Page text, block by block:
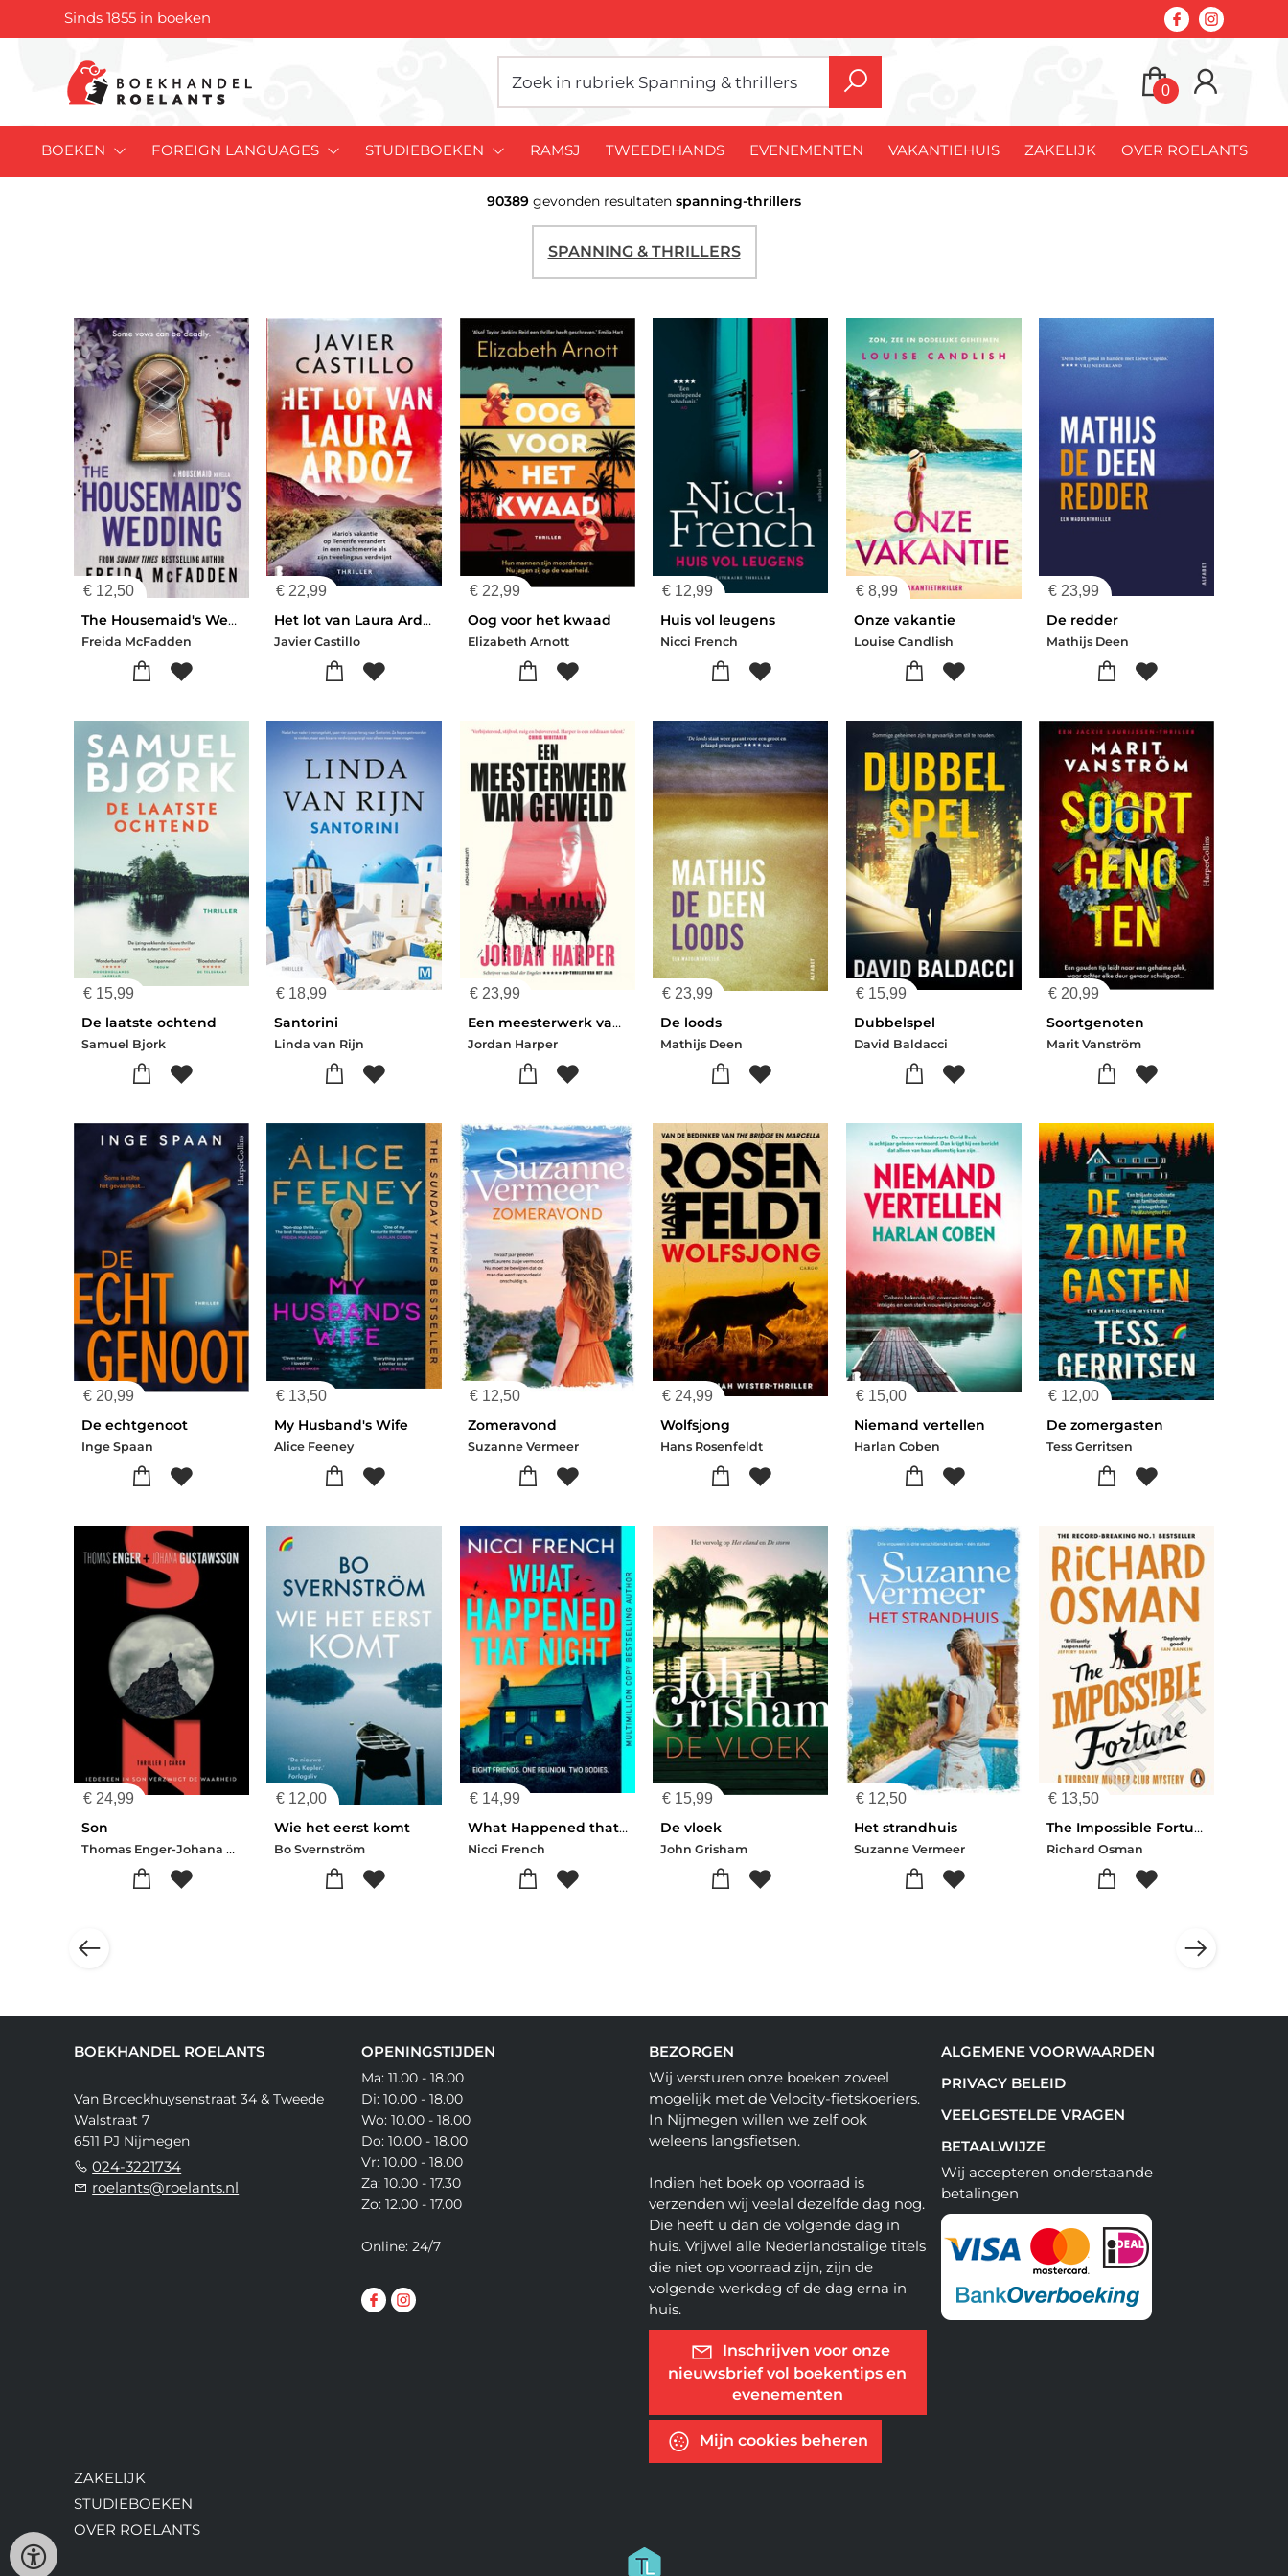
Sinds 1855 in boeken
0
BOEKEN FOREIGN LANGUAGES STUDIEBOEKEN RAMSJ TWEEDEHANDS EVENEMENTEN VAKANTIEHUIS ZAKELIJK OVER ROELANTS
90389 gevonden resultaten spanning-thrillers
SPANNING & THRILLERS
€12,50
The Housemaid's Wedding
Freida McFadden
€ 22,99
Het lot van Laura Ardoz
Javier Castillo
€22,99
Oog voor het kwaad
Elizabeth Arnott
€ 12,99
Huis vol leugens
Nicci French
€8,99
Onze vakantie
Louise Candlish
€ 23,99
De redder
Mathijs Deen
€15,99
De laatste ochtend
Samuel Bjork
€ 18,99
Santorini
Linda van Rijn
€23,99
Een meesterwerk van geweld
Jordan Harper
€ 23,99
De loods
Mathijs Deen
€15,99
Dubbelspel
David Baldacci
€ 20,99
Soortgenoten
Marit Vanström
€20,99
De echtgenoot
Inge Spaan
€ 13,50
My Husband's Wife
Alice Feeney
€12,50
Zomeravond
Suzanne Vermeer
€ 24,99
Wolfsjong
Hans Rosenfeldt
€15,00
Niemand vertellen
Harlan Coben
€ 12,00
De zomergasten
Tess Gerritsen
€24,99
Son
Thomas Enger-Johana Gustawsson
€ 12,00
Wie het eerst komt
Bo Svernström
€14,99
What Happened that Night
Nicci French
€ 15,99
De vloek
John Grisham
€12,50
Het strandhuis
Suzanne Vermeer
€ 13,50
The Impossible Fortune
Richard Osman
BOEKHANDEL ROELANTS
Van Broeckhuysenstraat 34 & Tweede
Walstraat 7
6511 PJ Nijmegen
024-3221734
roelants@roelants.nl
OPENINGSTIJDEN
Ma: 11.00 - 18.00
Di: 10.00 - 18.00
Wo: 10.00 - 18.00
Do: 10.00 - 18.00
Vr: 10.00 - 18.00
Za: 10.00 - 17.30
Zo: 12.00 - 17.00
Online: 24/7
BEZORGEN
Wij versturen onze boeken zoveel
mogelijk met de Velocity-fietskoeriers.
In Nijmegen willen we zelf ook
weleens langsfietsen.
Indien het boek op voorraad is
verzenden wij veelal dezelfde dag nog.
Die heeft u dan de volgende dag in
huis. Vrijwel alle Nederlandstalige titels
die niet op voorraad zijn, zijn de
volgende werkdag of de dag erna in
huis.
Inschrijven voor onze
nieuwsbrief vol boekentips en
evenementen
Mijn cookies beheren
ALGEMENE VOORWAARDEN
PRIVACY BELEID
VEELGESTELDE VRAGEN
BETAALWIJZE
Wij accepteren onderstaande
betalingen
ZAKELIJK
STUDIEBOEKEN
OVER ROELANTS